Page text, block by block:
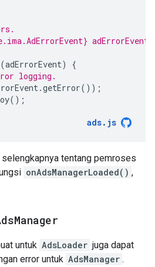
adErrorEvent
(adErrorEvent)
{
logging.
.getError());
();
ads. js
tentang pemroses
onAdsManagerLoaded() ,
Manager
untuk AdsLoader juga dapat
error untuk AdsManager .